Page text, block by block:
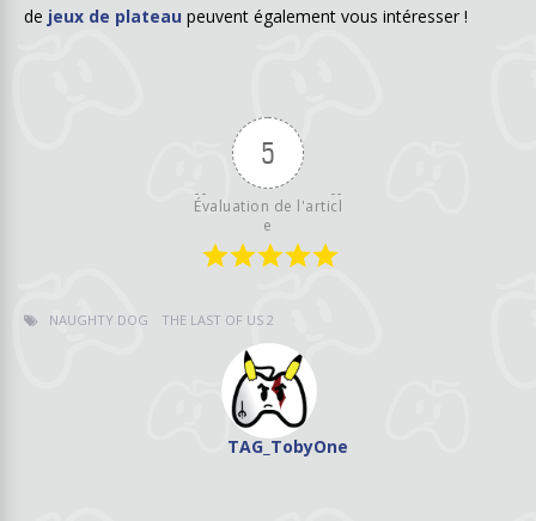
de jeux de plateau peuvent également vous intéresser !
5
Évaluation de l'articl
e
NAUGHTY DOG THE LAST OF US 2
TAG_TobyOne